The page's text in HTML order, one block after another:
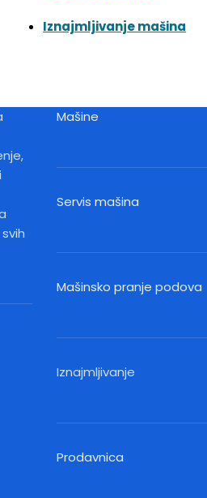
Iznajmljivanje mašina
Mašine
Servis mašina
Mašinsko pranje podova
Iznajmljivanje
Prodavnica